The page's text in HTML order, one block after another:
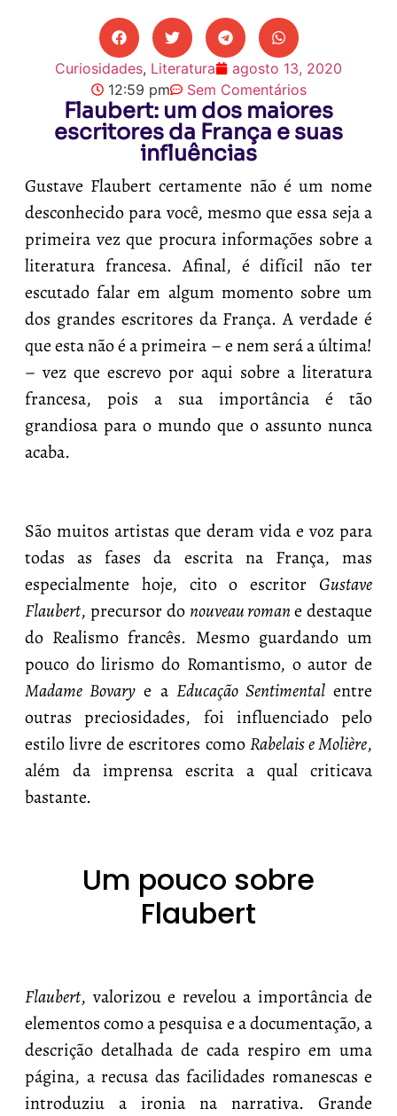
Curiosidades, Literatura
agosto 13, 2020
12:59 pm
Sem Comentários
Flaubert: um dos maiores
escritores da França e suas
influências
Gustave Flaubert certamente não é um nome
desconhecido para você, mesmo que essa seja a
primeira vez que procura informações sobre a
literatura francesa. Afinal, é difícil não ter
escutado falar em algum momento sobre um
dos grandes escritores da França. A verdade é
que esta não é a primeira – e nem será a última!
– vez que escrevo por aqui sobre a literatura
francesa, pois a sua importância é tão
grandiosa para o mundo que o assunto nunca
acaba.
São muitos artistas que deram vida e voz para
todas as fases da escrita na França, mas
especialmente hoje, cito o escritor Gustave
Flaubert, precursor donouveau romane destaque
do Realismo francês. Mesmo guardando um
pouco do lirismo do Romantismo, o autor de
Madame Bovary e a Educação Sentimentalentre
outras preciosidades, foi influenciado pelo
estilo livre de escritores comoRabelais e Molière,
além da imprensa escrita a qual criticava
bastante.
Um pouco sobre
Flaubert
Flaubert, valorizou e revelou a importância de
elementos como a pesquisa e a documentação, a
descrição detalhada de cada respiro em uma
página, a recusa das facilidades romanescas e
introduziu a ironia na narrativa. Grande